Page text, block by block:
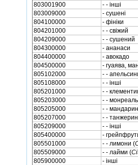
803001900
- - iншi
803009000
- сушенi
804100000
- фiнiки
804201000
- - свiжий
804209000
- - сушений
804300000
- ананаси
804400000
- авокадо
804500000
- гуаява,
805102000
- -
805108000
- - iншi
805201000
- -
805203000
- -
805205000
- -
805207000
- -
805209000
- - iншi
805400000
-
805501000
- - лимони (
805509000
- - лайми (
805900000
- iншi